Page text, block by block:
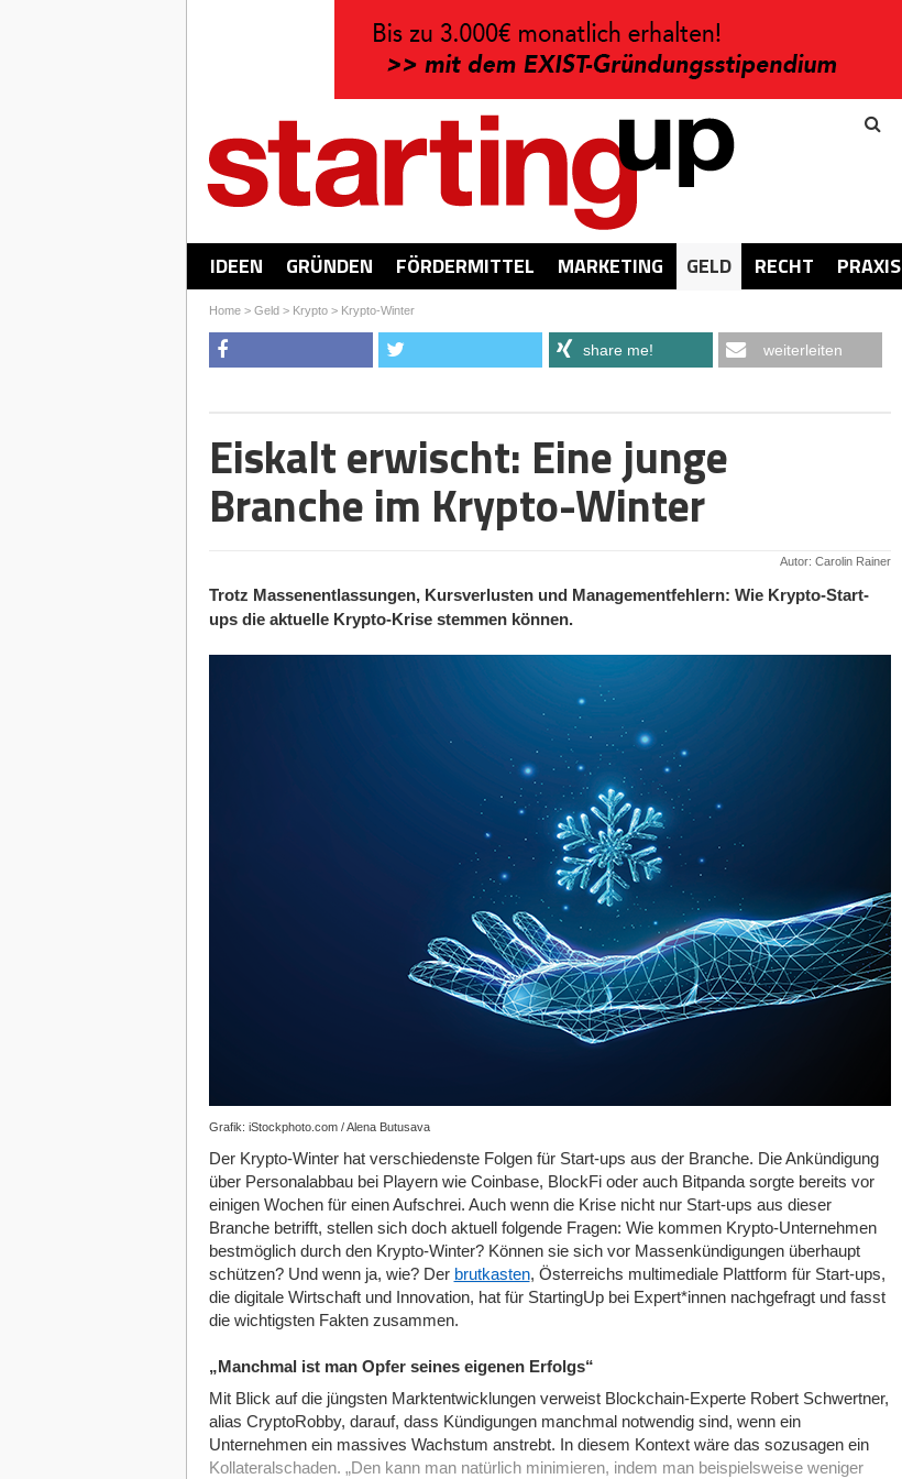
IDEEN GRÜNDEN FÖRDERMITTEL MARKETING GELD RECHT PRAXIS
Home> Geld> Krypto> Krypto-Winter
share me! weiterleiten
Eiskalt erwischt: Eine junge
Branche im Krypto-Winter
Autor: Carolin Rainer
Trotz Massenentlassungen, Kursverlusten und Managementfehlern: Wie Krypto-Start-
ups die aktuelle Krypto-Krise stemmen können.
Grafik: iStockphoto.com / Alena Butusava
Der Krypto-Winter hat verschiedenste Folgen für Start-ups aus der Branche. Die Ankündigung
über Personalabbau bei Playern wie Coinbase, BlockFi oder auch Bitpanda sorgte bereits vor
einigen Wochen für einen Aufschrei. Auch wenn die Krise nicht nur Start-ups aus dieser
Branche betrifft, stellen sich doch aktuell folgende Fragen: Wie kommen Krypto-Unternehmen
bestmöglich durch den Krypto-Winter? Können sie sich vor Massenkündigungen überhaupt
schützen? Und wenn ja, wie? Der brutkasten, Österreichs multimediale Plattform für Start-ups,
die digitale Wirtschaft und Innovation, hat für StartingUp bei Expert*innen nachgefragt und fasst
die wichtigsten Fakten zusammen.
„Manchmal ist man Opfer seines eigenen Erfolgs“
Mit Blick auf die jüngsten Marktentwicklungen verweist Blockchain-Experte Robert Schwertner,
alias CryptoRobby, darauf, dass Kündigungen manchmal notwendig sind, wenn ein
Unternehmen ein massives Wachstum anstrebt. In diesem Kontext wäre das sozusagen ein
Kollateralschaden. „Den kann man natürlich minimieren, indem man beispielsweise weniger